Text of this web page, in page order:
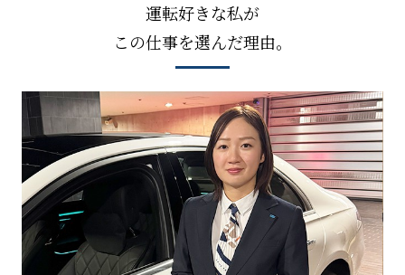
運転好きな私が
この仕事を選んだ理由。